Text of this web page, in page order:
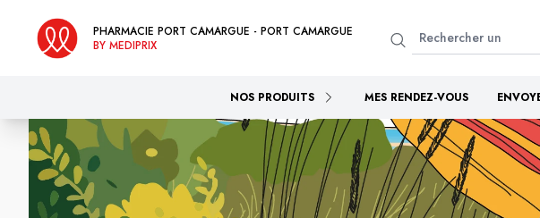
PHARMACIE PORT CAMARGUE - PORT CAMARGUE
BY MEDIPRIX
NOS PRODUITS MES RENDEZ-VOUS
Pharmacie Port